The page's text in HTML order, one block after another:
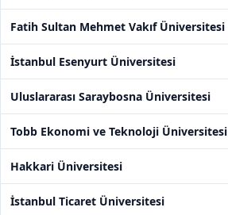
Fatih Sultan Mehmet Vakıf Üniversitesi
İstanbul Esenyurt Üniversitesi
Uluslararası Saraybosna Üniversitesi
Tobb Ekonomi ve Teknoloji Üniversitesi
Hakkari Üniversitesi
İstanbul Ticaret Üniversitesi